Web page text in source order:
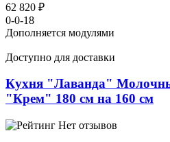
62 820 ₽
0-0-18
Дополняется модулями
Доступно для доставки
Кухня "Лаванда"
"Крем" 180 см на 160 см
Нет отзывов